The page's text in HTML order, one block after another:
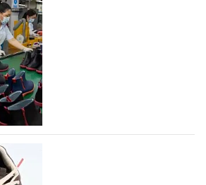
локальных
Lamoda решил обновить
продукции локальных
одежды, обуви и аксессуаров.
маркетинговую…
производства обуви в
не увеличился